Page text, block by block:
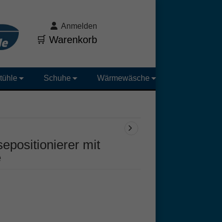
Anmelden
🛒 Warenkorb
Schuhe Wärmewäsche
mit